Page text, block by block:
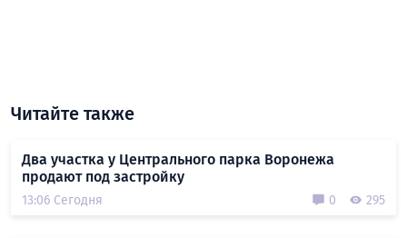
Читайте также
Два участка у Центрального парка Воронежа
продают под застройку
13:06 Сегодня 0 295